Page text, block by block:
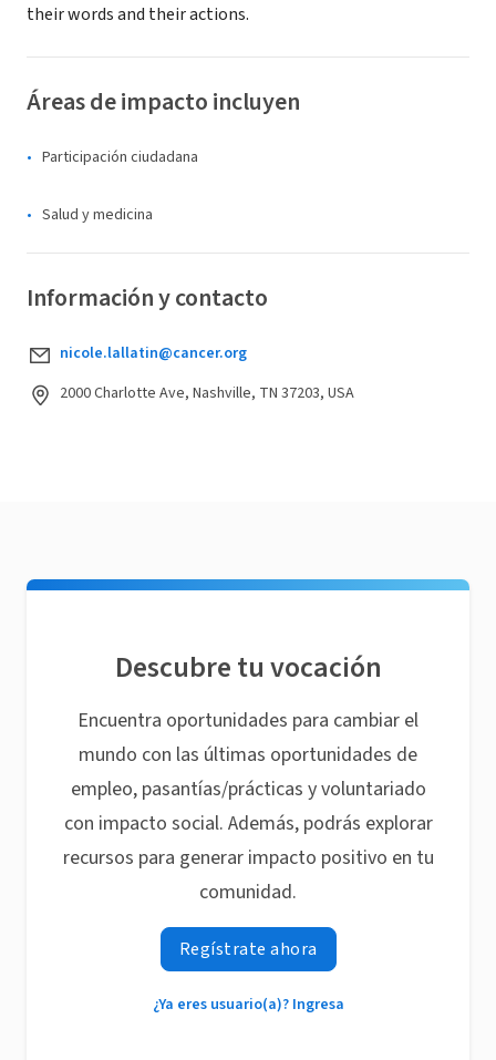
their words and their actions.
Áreas de impacto incluyen
Participación ciudadana
Salud y medicina
Información y contacto
nicole.lallatin@cancer.org
2000 Charlotte Ave, Nashville, TN 37203, USA
Descubre tu vocación
Encuentra oportunidades para cambiar el
mundo con las últimas oportunidades de
empleo, pasantías/prácticas y voluntariado
con impacto social. Además, podrás explorar
recursos para generar impacto positivo en tu
comunidad.
Regístrate ahora
¿Ya eres usuario(a)? Ingresa